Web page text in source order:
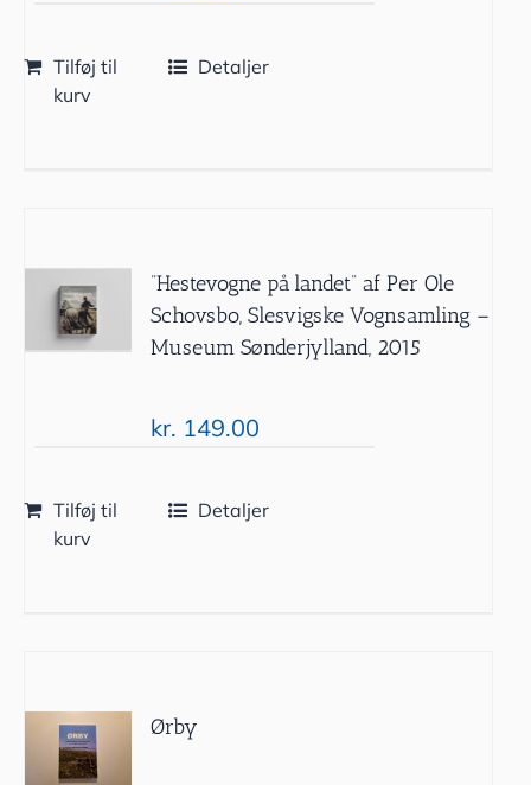
Tilføj til
kurv
Detaljer
”Hestevogne på landet” af Per Ole
Schovsbo, Slesvigske Vognsamling –
Museum Sønderjylland, 2015
kr. 149.00
Tilføj til
kurv
Detaljer
Ørby